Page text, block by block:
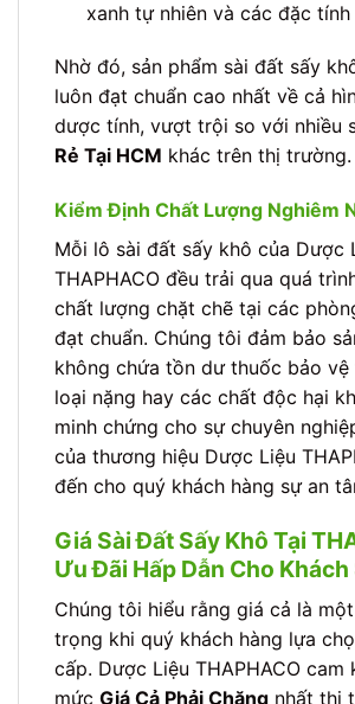
xanh tự nhiên và các đặc
Nhờ đó, sản phẩm sài đất sấy
luôn đạt chuẩn cao nhất về cả
dược tính, vượt trội so với nhiều
Rẻ Tại HCM khác trên thị trường.
Kiểm Định Chất Lượng Nghiêm
Mỗi lô sài đất sấy khô của Dược
THAPHACO đều trải qua quá
chất lượng chặt chẽ tại các
đạt chuẩn. Chúng tôi đảm bảo
không chứa tồn dư thuốc bảo
loại nặng hay các chất độc hại
minh chứng cho sự chuyên
của thương hiệu Dược Liệu
đến cho quý khách hàng sự an
Giá Sài Đất Sấy Khô Tại
Ưu Đãi Hấp Dẫn Cho Khách
Chúng tôi hiểu rằng giá cả là
trọng khi quý khách hàng lựa
cấp. Dược Liệu THAPHACO cam
mức Giá Cả Phải Chăng nhất thị